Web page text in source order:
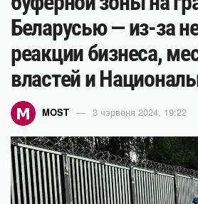
Беларусью — из-за
реакции бизнеса,
властей и
MOST 3 чэрвеня 2024, 19:22